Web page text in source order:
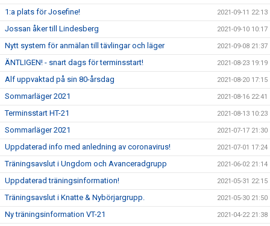
1:a plats för Josefine! 2021-09-11 22:13
Jossan åker till Lindesberg 2021-09-10 10:17
Nytt system för anmälan till tävlingar och läger 2021-09-08 21:37
ÄNTLIGEN! - snart dags för terminsstart! 2021-08-23 19:19
Alf uppvaktad på sin 80-årsdag 2021-08-20 17:15
Sommarläger 2021 2021-08-16 22:41
Terminsstart HT-21 2021-08-13 10:23
Sommarläger 2021 2021-07-17 21:30
Uppdaterad info med anledning av coronavirus! 2021-07-01 17:24
Träningsavslut i Ungdom och Avanceradgrupp 2021-06-02 21:14
Uppdaterad träningsinformation! 2021-05-31 22:15
Träningsavslut i Knatte & Nybörjargrupp. 2021-05-30 21:50
Ny träningsinformation VT-21 2021-04-22 21:38